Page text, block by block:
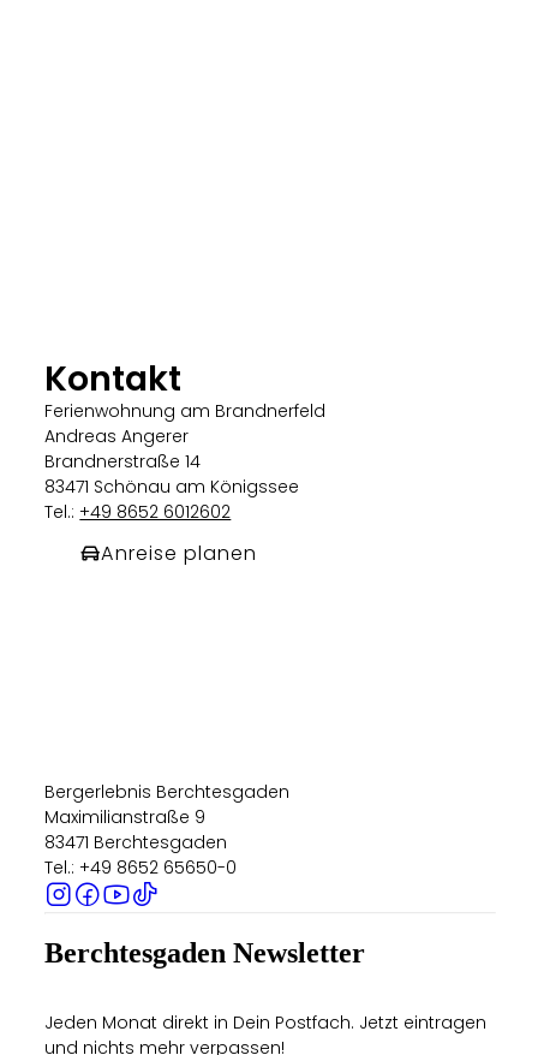
Kontakt
Ferienwohnung am Brandnerfeld
Andreas Angerer
Brandnerstraße 14
83471 Schönau am Königssee
Tel.:+49 8652 6012602
Anreise planen
Bergerlebnis Berchtesgaden
Maximilianstraße 9
83471 Berchtesgaden
Tel.: +49 8652 65650-0
Berchtesgaden Newsletter
Jeden Monat direkt in Dein Postfach. Jetzt eintragen
und nichts mehr verpassen!